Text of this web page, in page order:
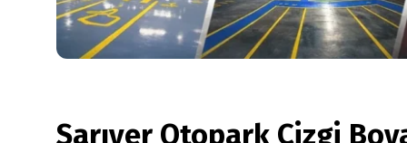
Sarıyer Otopark Çizgi